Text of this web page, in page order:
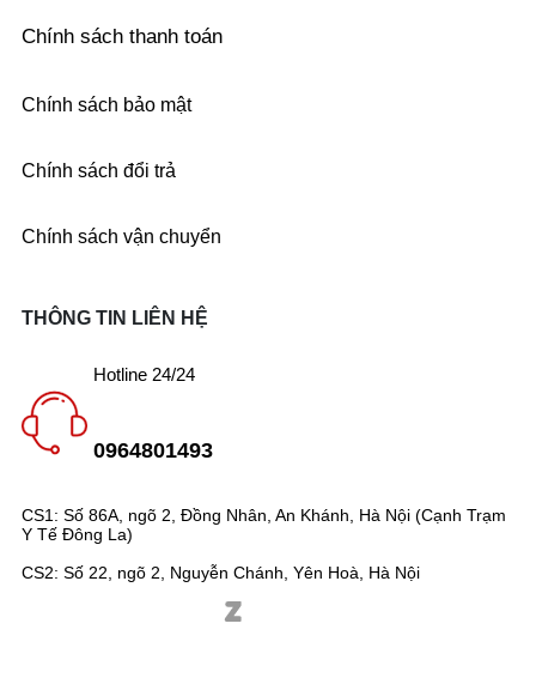
Chính sách thanh toán
Chính sách bảo mật
Chính sách đổi trả
Chính sách vận chuyển
CS1: Số 86A, ngõ 2, Đồng Nhân, An Khánh, Hà Nội (Cạnh Trạm
Y Tế Đông La)
CS2: Số 22, ngõ 2, Nguyễn Chánh, Yên Hoà, Hà Nội
THÔNG TIN LIÊN HỆ
Hotline 24/24
0964801493